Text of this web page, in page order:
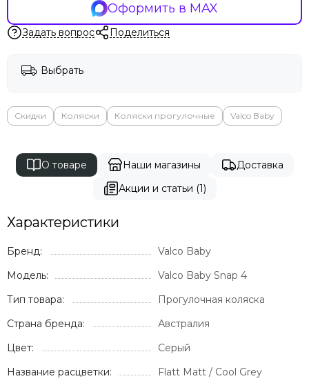
Оформить в MAX
Задать вопрос Поделиться
Выбрать
Скидки Коляски Коляски прогулочные Valco Baby
О товаре Наши магазины
Доставка
Акции и статьи (1)
Характеристики
Бренд:
Valco Baby
Модель:
Valco Baby Snap 4
Тип товара:
Прогулочная коляска
Страна бренда:
Австралия
Цвет:
Серый
Название расцветки:
Flatt Matt / Cool Grey